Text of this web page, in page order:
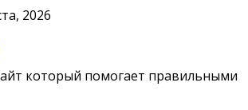
2026
который помогает правильными